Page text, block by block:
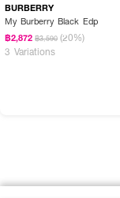
BURBERRY
My Burberry Black Edp
฿2,872 ฿3,590 (20%)
3 Variations